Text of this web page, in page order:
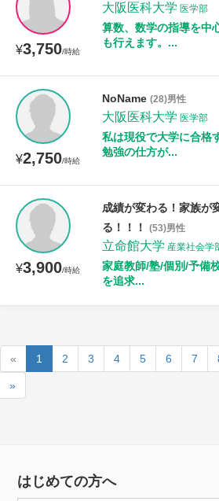
¥3,750/時給
大阪医科大学 医学部
算数、数学の指導を中
も行えます。...
¥2,750/時給
NoName (28)男性
大阪医科大学 医学部
私は現役で大学に合格
勉強の仕方が...
¥3,900/時給
成績が変わる！家族が
る！！！ (53)男性
立命館大学 産業社会学
家庭教師/塾/個別/予備
を追求...
« 1 2 3 4 5 6 7
»
はじめての方へ